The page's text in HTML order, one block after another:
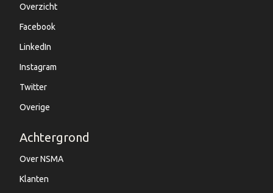
Overzicht
Facebook
LinkedIn
Instagram
Twitter
Overige
Achtergrond
Over NSMA
Klanten